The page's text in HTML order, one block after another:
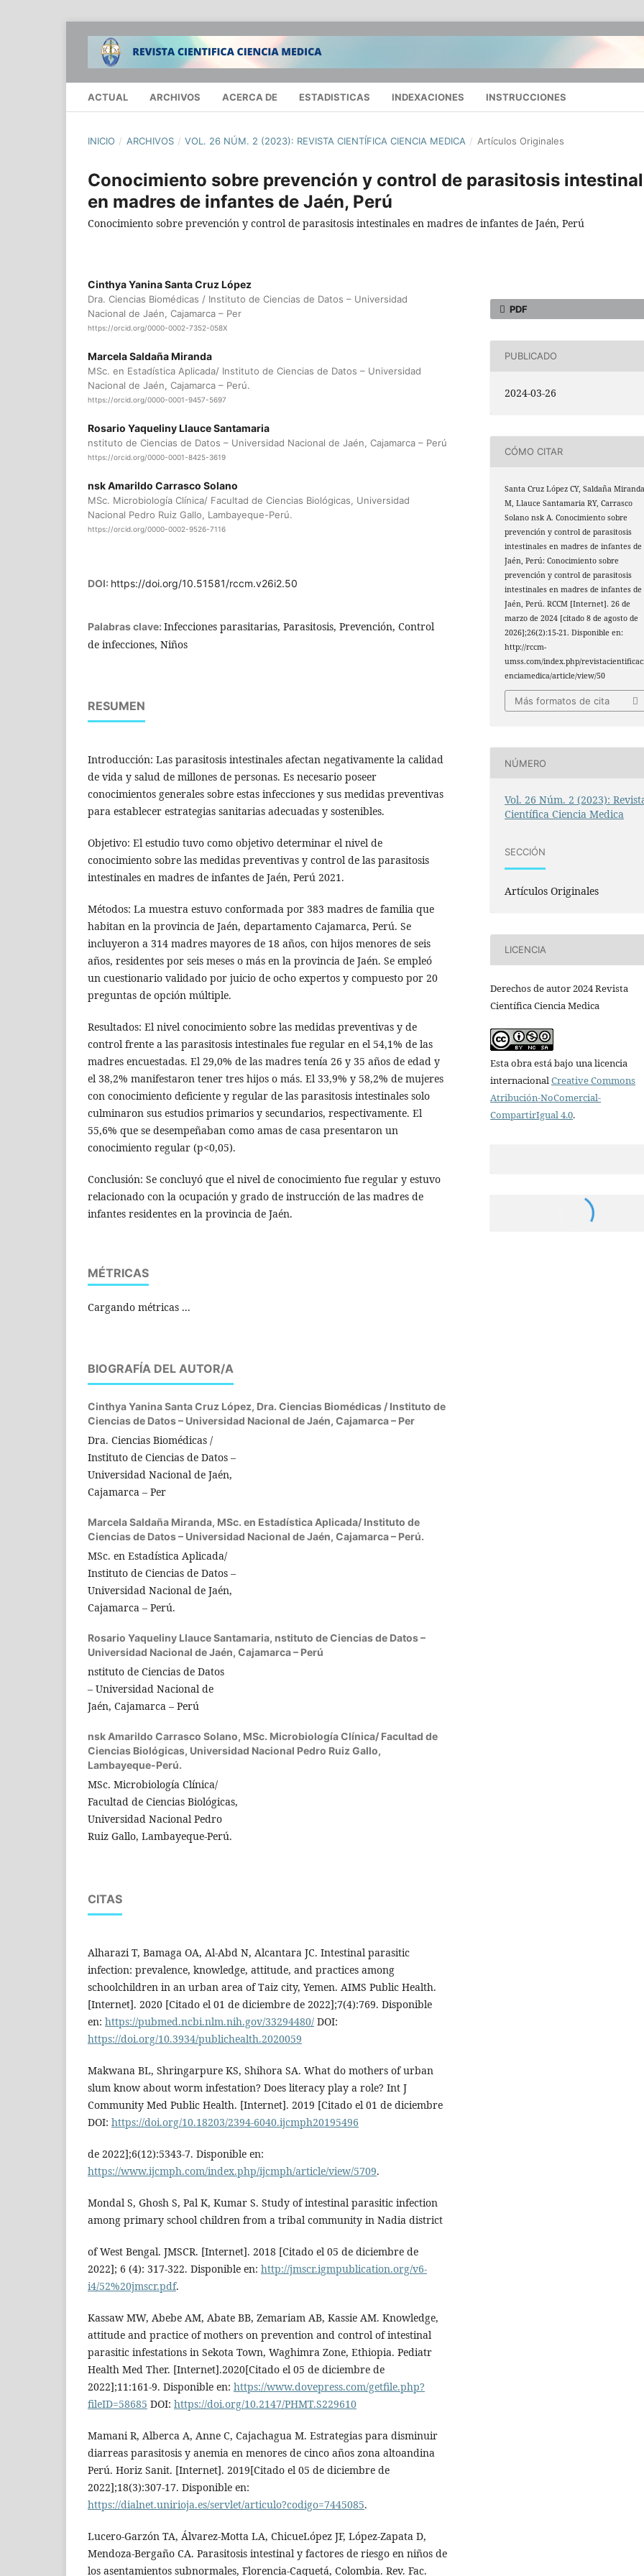
ACTUAL ARCHIVOS ACERCA DE ESTADISTICAS INDEXACIONES INSTRUCCIONES
INICIO / ARCHIVOS / VOL. 26 NÚM. 2 (2023): REVISTA CIENTÍFICA CIENCIA MEDICA / Artículos Originales
Conocimiento sobre prevención y control de parasitosis
en madres de infantes de Jaén, Perú
Conocimiento sobre prevención y control de parasitosis intestinales en madres de infantes de Jaén, Perú
Cinthya Yanina Santa Cruz López
Dra. Ciencias Biomédicas / Instituto de Ciencias de Datos – Universidad
Nacional de Jaén, Cajamarca – Per
https://orcid.org/0000-0002-7352-058X
Marcela Saldaña Miranda
MSc. en Estadística Aplicada/ Instituto de Ciencias de Datos – Universidad
Nacional de Jaén, Cajamarca – Perú.
https://orcid.org/0000-0001-9457-5697
Rosario Yaqueliny Llauce Santamaria
nstituto de Ciencias de Datos – Universidad Nacional de Jaén, Cajamarca – Perú
https://orcid.org/0000-0001-8425-3619
nsk Amarildo Carrasco Solano
MSc. Microbiología Clínica/ Facultad de Ciencias Biológicas, Universidad
Nacional Pedro Ruiz Gallo, Lambayeque-Perú.
https://orcid.org/0000-0002-9526-7116
DOI: https://doi.org/10.51581/rccm.v26i2.50
Palabras clave: Infecciones parasitarias, Parasitosis, Prevención, Control
de infecciones, Niños
RESUMEN
Introducción: Las parasitosis intestinales afectan negativamente la calidad
de vida y salud de millones de personas. Es necesario poseer
conocimientos generales sobre estas infecciones y sus medidas preventivas
para establecer estrategias sanitarias adecuadas y sostenibles.
Objetivo: El estudio tuvo como objetivo determinar el nivel de
conocimiento sobre las medidas preventivas y control de las parasitosis
intestinales en madres de infantes de Jaén, Perú 2021.
Métodos: La muestra estuvo conformada por 383 madres de familia que
habitan en la provincia de Jaén, departamento Cajamarca, Perú. Se
incluyeron a 314 madres mayores de 18 años, con hijos menores de seis
años, residentes por seis meses o más en la provincia de Jaén. Se empleó
un cuestionario validado por juicio de ocho expertos y compuesto por 20
preguntas de opción múltiple.
Resultados: El nivel conocimiento sobre las medidas preventivas y de
control frente a las parasitosis intestinales fue regular en el 54,1% de las
madres encuestadas. El 29,0% de las madres tenía 26 y 35 años de edad y
el 38,2% manifestaron tener tres hijos o más. El 33,9% y 58,2% de mujeres
con conocimiento deficiente y regular de las parasitosis intestinales solo
culminaron sus estudios primarios y secundarios, respectivamente. El
55,6% que se desempeñaban como amas de casa presentaron un
conocimiento regular (p<0,05).
Conclusión: Se concluyó que el nivel de conocimiento fue regular y estuvo
relacionado con la ocupación y grado de instrucción de las madres de
infantes residentes en la provincia de Jaén.
MÉTRICAS
Cargando métricas ...
BIOGRAFÍA DEL AUTOR/A
Cinthya Yanina Santa Cruz López, Dra. Ciencias Biomédicas / Instituto de
Ciencias de Datos – Universidad Nacional de Jaén, Cajamarca – Per
Dra. Ciencias Biomédicas /
Instituto de Ciencias de Datos –
Universidad Nacional de Jaén,
Cajamarca – Per
Marcela Saldaña Miranda, MSc. en Estadística Aplicada/ Instituto de
Ciencias de Datos – Universidad Nacional de Jaén, Cajamarca – Perú.
MSc. en Estadística Aplicada/
Instituto de Ciencias de Datos –
Universidad Nacional de Jaén,
Cajamarca – Perú.
Rosario Yaqueliny Llauce Santamaria, nstituto de Ciencias de Datos –
Universidad Nacional de Jaén, Cajamarca – Perú
nstituto de Ciencias de Datos
– Universidad Nacional de
Jaén, Cajamarca – Perú
nsk Amarildo Carrasco Solano, MSc. Microbiología Clínica/ Facultad de
Ciencias Biológicas, Universidad Nacional Pedro Ruiz Gallo,
Lambayeque-Perú.
MSc. Microbiología Clínica/
Facultad de Ciencias Biológicas,
Universidad Nacional Pedro
Ruiz Gallo, Lambayeque-Perú.
CITAS
Alharazi T, Bamaga OA, Al-Abd N, Alcantara JC. Intestinal parasitic
infection: prevalence, knowledge, attitude, and practices among
schoolchildren in an urban area of Taiz city, Yemen. AIMS Public Health.
[Internet]. 2020 [Citado el 01 de diciembre de 2022];7(4):769. Disponible
en: https://pubmed.ncbi.nlm.nih.gov/33294480/ DOI:
https://doi.org/10.3934/publichealth.2020059
Makwana BL, Shringarpure KS, Shihora SA. What do mothers of urban
slum know about worm infestation? Does literacy play a role? Int J
Community Med Public Health. [Internet]. 2019 [Citado el 01 de diciembre
DOI: https://doi.org/10.18203/2394-6040.ijcmph20195496
de 2022];6(12):5343-7. Disponible en:
https://www.ijcmph.com/index.php/ijcmph/article/view/5709.
Mondal S, Ghosh S, Pal K, Kumar S. Study of intestinal parasitic infection
among primary school children from a tribal community in Nadia district
of West Bengal. JMSCR. [Internet]. 2018 [Citado el 05 de diciembre de
2022]; 6 (4): 317-322. Disponible en: http://jmscr.igmpublication.org/v6-
i4/52%20jmscr.pdf.
Kassaw MW, Abebe AM, Abate BB, Zemariam AB, Kassie AM. Knowledge,
attitude and practice of mothers on prevention and control of intestinal
parasitic infestations in Sekota Town, Waghimra Zone, Ethiopia. Pediatr
Health Med Ther. [Internet].2020[Citado el 05 de diciembre de
2022];11:161-9. Disponible en: https://www.dovepress.com/getfile.php?
fileID=58685 DOI: https://doi.org/10.2147/PHMT.S229610
Mamani R, Alberca A, Anne C, Cajachagua M. Estrategias para disminuir
diarreas parasitosis y anemia en menores de cinco años zona altoandina
Perú. Horiz Sanit. [Internet]. 2019[Citado el 05 de diciembre de
2022];18(3):307-17. Disponible en:
https://dialnet.unirioja.es/servlet/articulo?codigo=7445085.
Lucero-Garzón TA, Álvarez-Motta LA, ChicueLópez JF, López-Zapata D,
Mendoza-Bergaño CA. Parasitosis intestinal y factores de riesgo en niños de
los asentamientos subnormales, Florencia-Caquetá, Colombia. Rev. Fac.
PDF
PUBLICADO
2024-03-26
CÓMO CITAR
Santa Cruz López CY, Saldaña
M, Llauce Santamaria RY, Carrasco
Solano nsk A. Conocimiento sobre
prevención y control de parasitosis
intestinales en madres de infantes de
Jaén, Perú: Conocimiento sobre
prevención y control de parasitosis
intestinales en madres de infantes de
Jaén, Perú. RCCM [Internet]. 26 de
marzo de 2024 [citado 8 de agosto de
2026];26(2):15-21. Disponible en:
http://rccm-
umss.com/index.php/
enciamedica/article/view/50
Más formatos de cita
NÚMERO
Vol. 26 Núm. 2 (2023):
Científica Ciencia Medica
SECCIÓN
Artículos Originales
LICENCIA
Derechos de autor 2024 Revista
Científica Ciencia Medica
Esta obra está bajo una licencia
internacional Creative Commons
Atribución-NoComercial-
CompartirIgual 4.0.